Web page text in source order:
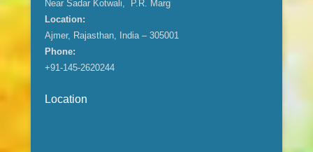
Near Sadar Kotwali, P.R. Marg
Location:
Ajmer, Rajasthan, India – 305001
Phone:
+91-145-2620244
Location